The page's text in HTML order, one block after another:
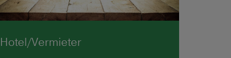
Hotel/Vermieter